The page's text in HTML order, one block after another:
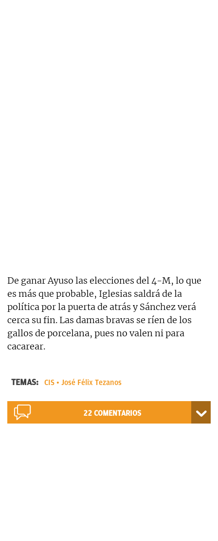
De ganar Ayuso las elecciones del 4-M, lo que
es más que probable, Iglesias saldrá de la
política por la puerta de atrás y Sánchez verá
cerca su fin. Las damas bravas se ríen de los
gallos de porcelana, pues no valen ni para
cacarear.
TEMAS: CIS José Félix Tezanos
22 COMENTARIOS